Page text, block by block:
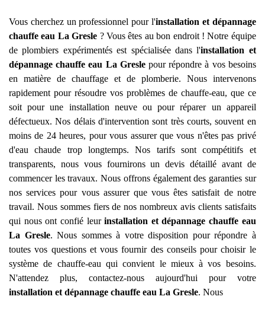
Vous cherchez un professionnel pour l'installation et dépannage
chauffe eau La Gresle ? Vous êtes au bon endroit ! Notre équipe
de plombiers expérimentés est spécialisée dans l'installation et
dépannage chauffe eau La Greslepour répondre à vos besoins
en matière de chauffage et de plomberie. Nous intervenons
rapidement pour résoudre vos problèmes de chauffe-eau, que ce
soit pour une installation neuve ou pour réparer un appareil
défectueux. Nos délais d'intervention sont très courts, souvent en
moins de 24 heures, pour vous assurer que vous n'êtes pas privé
d'eau chaude trop longtemps. Nos tarifs sont compétitifs et
transparents, nous vous fournirons un devis détaillé avant de
commencer les travaux. Nous offrons également des garanties sur
nos services pour vous assurer que vous êtes satisfait de notre
travail. Nous sommes fiers de nos nombreux avis clients satisfaits
qui nous ont confié leurinstallation et dépannage chauffe eau
La Gresle. Nous sommes à votre disposition pour répondre à
toutes vos questions et vous fournir des conseils pour choisir le
système de chauffe-eau qui convient le mieux à vos besoins.
N'attendez plus, contactez-nous aujourd'hui pour votre
installation et dépannage chauffe eau La Gresle. Nous